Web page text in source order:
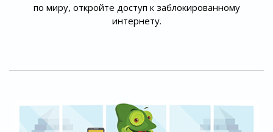
по миру, откройте доступ к заблокированному
интернету.